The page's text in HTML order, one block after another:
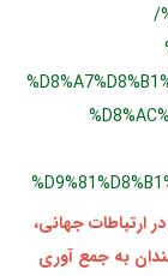
جهانی،
به جمع‌ آوری